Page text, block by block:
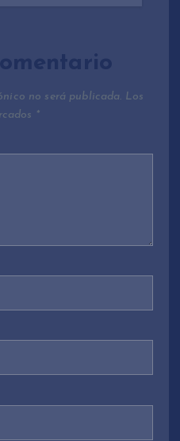
no será publicada. Los
*